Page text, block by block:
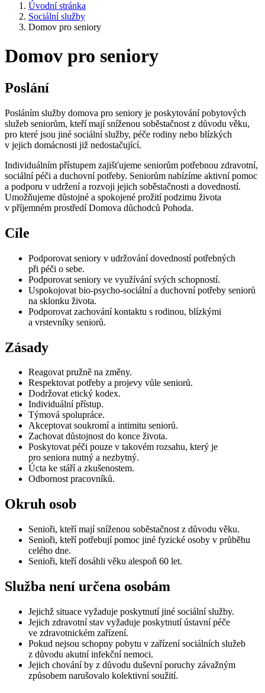
Úvodní stránka
Sociální služby
Domov pro seniory
Domov pro seniory
Poslání
Posláním služby domova pro seniory je poskytování pobytových
služeb seniorům, kteří mají sníženou soběstačnost z důvodu věku,
pro které jsou jiné sociální služby, péče rodiny nebo blízkých
v jejich domácnosti již nedostačující.
Individuálním přístupem zajišťujeme seniorům potřebnou zdravotní,
sociální péči a duchovní potřeby. Seniorům nabízíme aktivní pomoc
a podporu v udržení a rozvoji jejich soběstačnosti a dovedností.
Umožňujeme důstojné a spokojené prožití podzimu života
v příjemném prostředí Domova důchodců Pohoda.
Cíle
Podporovat seniory v udržování dovedností potřebných
při péči o sebe.
Podporovat seniory ve využívání svých schopností.
Uspokojovat bio-psycho-sociální a duchovní potřeby seniorů
na sklonku života.
Podporovat zachování kontaktu s rodinou, blízkými
a vrstevníky seniorů.
Zásady
Reagovat pružně na změny.
Respektovat potřeby a projevy vůle seniorů.
Dodržovat etický kodex.
Individuální přístup.
Týmová spolupráce.
Akceptovat soukromí a intimitu seniorů.
Zachovat důstojnost do konce života.
Poskytovat péči pouze v takovém rozsahu, který je
pro seniora nutný a nezbytný.
Úcta ke stáří a zkušenostem.
Odbornost pracovníků.
Okruh osob
Senioři, kteří mají sníženou soběstačnost z důvodu věku.
Senioři, kteří potřebují pomoc jiné fyzické osoby v průběhu
celého dne.
Senioři, kteří dosáhli věku alespoň 60 let.
Služba není určena osobám
Jejichž situace vyžaduje poskytnutí jiné sociální služby.
Jejich zdravotní stav vyžaduje poskytnutí ústavní péče
ve zdravotnickém zařízení.
Pokud nejsou schopny pobytu v zařízení sociálních služeb
z důvodu akutní infekční nemoci.
Jejich chování by z důvodu duševní poruchy závažným
způsobem narušovalo kolektivní soužití.